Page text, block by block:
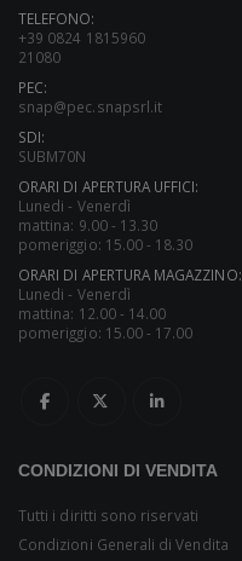
TELEFONO:
+39 0824 1815960
21080
PEC:
snap@pec.snapsrl.it
SDI:
SUBM70N
ORARI DI APERTURA UFFICI:
Lunedi - Venerdì
mattina: 9.00 - 13.30
pomeriggio: 15.00 - 18.30
ORARI DI APERTURA MAGAZZINO:
Lunedi - Venerdì
mattina: 12.00 - 14.00
pomeriggio: 15.00 - 17.00
CONDIZIONI DI VENDITA
Tutti i diritti sono riservati
Condizioni Generali di Vendita